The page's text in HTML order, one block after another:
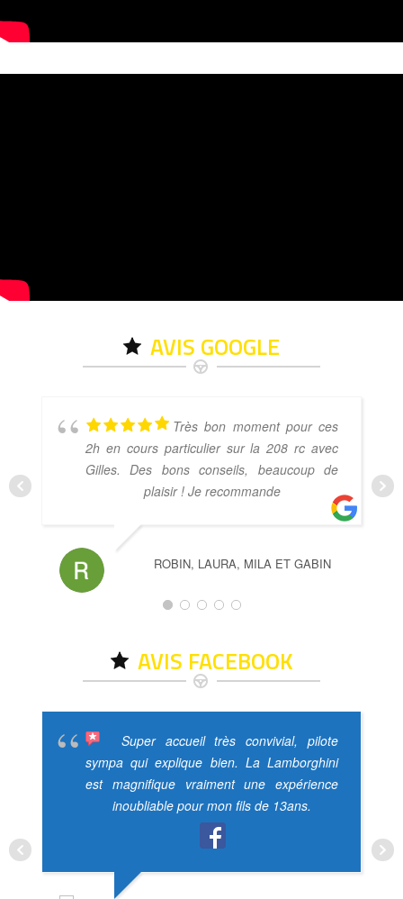
AVIS GOOGLE
Très bon moment pour ces
2h en cours particulier sur la 208 rc avec
Gilles. Des bons conseils, beaucoup de
plaisir ! Je recommande
ROBIN, LAURA, MILA ET GABIN
AVIS FACEBOOK
Super accueil très convivial, pilote
sympa qui explique bien. La Lamborghini
est magnifique vraiment une expérience
inoubliable pour mon fils de 13ans.